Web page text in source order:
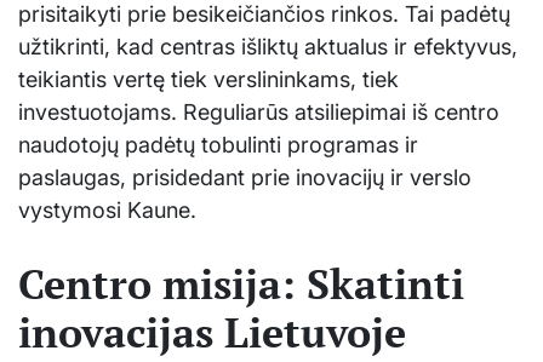
prisitaikyti prie besikeičiančios rinkos. Tai padėtų
užtikrinti, kad centras išliktų aktualus ir efektyvus,
teikiantis vertę tiek verslininkams, tiek
investuotojams. Reguliarūs atsiliepimai iš centro
naudotojų padėtų tobulinti programas ir
paslaugas, prisidedant prie inovacijų ir verslo
vystymosi Kaune.
Centro misija: Skatinti
inovacijas Lietuvoje